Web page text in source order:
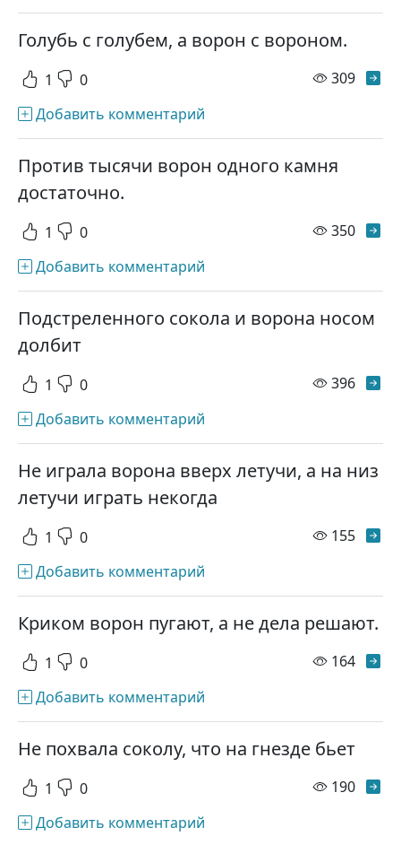
Голубь с голубем, а ворон с вороном.
1 0 309
Добавить комментарий
Против тысячи ворон одного камня
достаточно.
1 0 350
Добавить комментарий
Подстреленного сокола и ворона носом
долбит
1 0 396
Добавить комментарий
Не играла ворона вверх летучи, а на низ
летучи играть некогда
1 0 155
Добавить комментарий
Криком ворон пугают, а не дела решают.
1 0 164
Добавить комментарий
Не похвала соколу, что на гнезде бьет
1 0 190
Добавить комментарий